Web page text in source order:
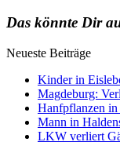
Das könnte Dir
Neueste Beiträge
Kinder in
Magdeburg:
Hanfpflanzen in
Mann in
LKW verliert